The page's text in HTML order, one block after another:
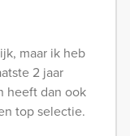
maar ik heb
2 jaar
heeft dan ook
top selectie.